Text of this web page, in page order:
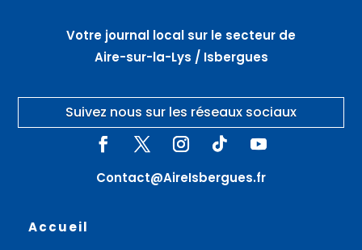
Votre journal local sur le secteur de
Aire-sur-la-Lys / Isbergues
Suivez nous sur les réseaux sociaux
Contact@AireIsbergues.fr
Accueil